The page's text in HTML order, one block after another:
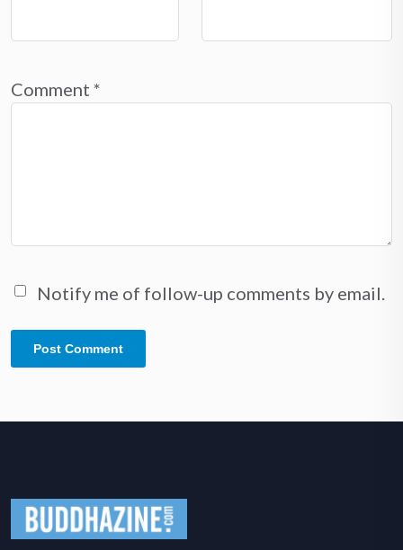
Comment *
Notify me of follow-up comments by email.